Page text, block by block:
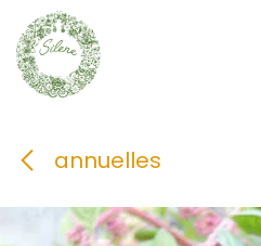
Se rendre au contenu
annuelles